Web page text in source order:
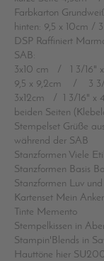
Farbkarton
hinten: 9,5 x 10cm /
DSP Raffiniert
SAB:
3x10 cm / 1 3/16" x
9,5 x 9,2cm / 3 3/
3x12cm / 1 3/16" x
beiden Seiten
Stempelset Grüße
während der SAB
Stanzformen Viele
Stanzformen Basis
Stanzformen Luv
Kartenset Mein Anker
Tinte Memento
Stempelkissen in
Stampin'Blends in
Hauttöne hier